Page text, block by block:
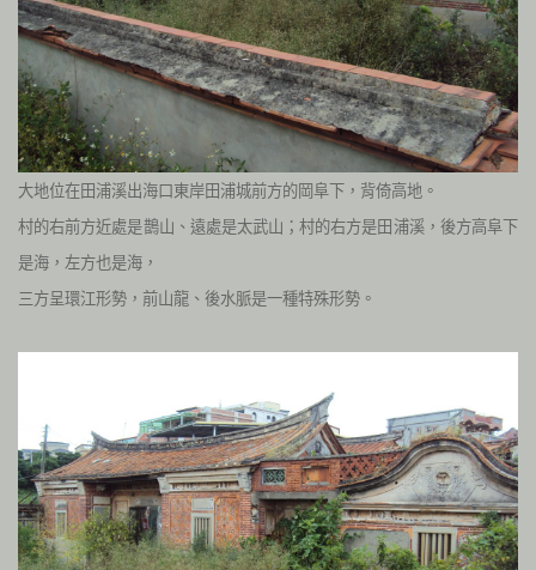
大地位在田浦溪出海口東岸田浦城前方的岡阜下，背倚高地。
村的右前方近處是鵲山、遠處是太武山；村的右方是田浦溪，後方高阜下
是海，左方也是海，
三方呈環江形勢，前山龍、後水脈是一種特殊形勢。